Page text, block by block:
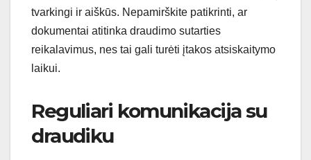
tvarkingi ir aiškūs. Nepamirškite patikrinti, ar
dokumentai atitinka draudimo sutarties
reikalavimus, nes tai gali turėti įtakos atsiskaitymo
laikui.
Reguliari komunikacija su
draudiku